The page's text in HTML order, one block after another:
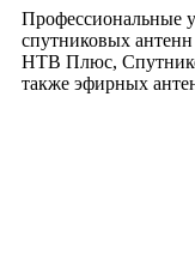
Профессиональные
спутниковых
НТВ Плюс,
также эфирных